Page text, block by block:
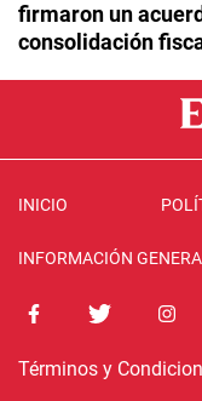
firmaron un
consolidación
INICIO
INFORMACIÓN
Términos y